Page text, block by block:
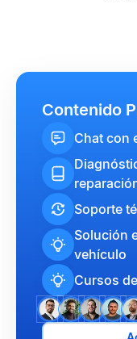
Contenido
Chat con
Soporte
Solución
vehículo
Cursos